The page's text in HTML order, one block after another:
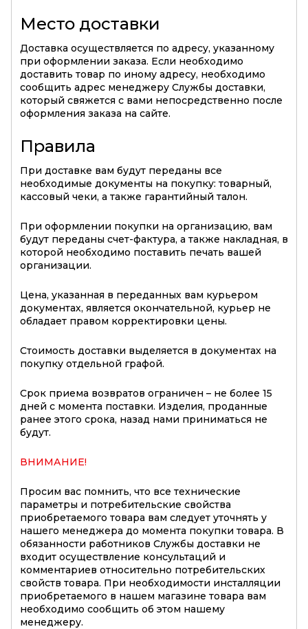
Место доставки
Доставка осуществляется по адресу, указанному
при оформлении заказа. Если необходимо
доставить товар по иному адресу, необходимо
сообщить адрес менеджеру Службы доставки,
который свяжется с вами непосредственно после
оформления заказа на сайте.
Правила
При доставке вам будут переданы все
необходимые документы на покупку: товарный,
кассовый чеки, а также гарантийный талон.
При оформлении покупки на организацию, вам
будут переданы счет-фактура, а также накладная, в
которой необходимо поставить печать вашей
организации.
Цена, указанная в переданных вам курьером
документах, является окончательной, курьер не
обладает правом корректировки цены.
Стоимость доставки выделяется в документах на
покупку отдельной графой.
Срок приема возвратов ограничен – не более 15
дней с момента поставки. Изделия, проданные
ранее этого срока, назад нами приниматься не
будут.
ВНИМАНИЕ!
Просим вас помнить, что все технические
параметры и потребительские свойства
приобретаемого товара вам следует уточнять у
нашего менеджера до момента покупки товара. В
обязанности работников Службы доставки не
входит осуществление консультаций и
комментариев относительно потребительских
свойств товара. При необходимости инсталляции
приобретаемого в нашем магазине товара вам
необходимо сообщить об этом нашему
менеджеру.